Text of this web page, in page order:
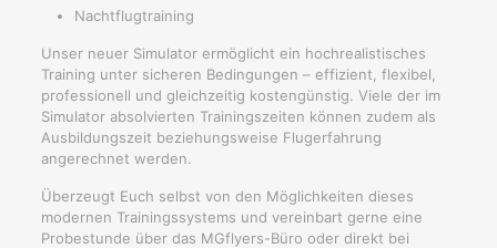
Nachtflugtraining
Unser neuer Simulator ermöglicht ein hochrealistisches
Training unter sicheren Bedingungen – effizient, flexibel,
professionell und gleichzeitig kostengünstig. Viele der im
Simulator absolvierten Trainingszeiten können zudem als
Ausbildungszeit beziehungsweise Flugerfahrung
angerechnet werden.
Überzeugt Euch selbst von den Möglichkeiten dieses
modernen Trainingssystems und vereinbart gerne eine
Probestunde über das MGflyers-Büro oder direkt bei